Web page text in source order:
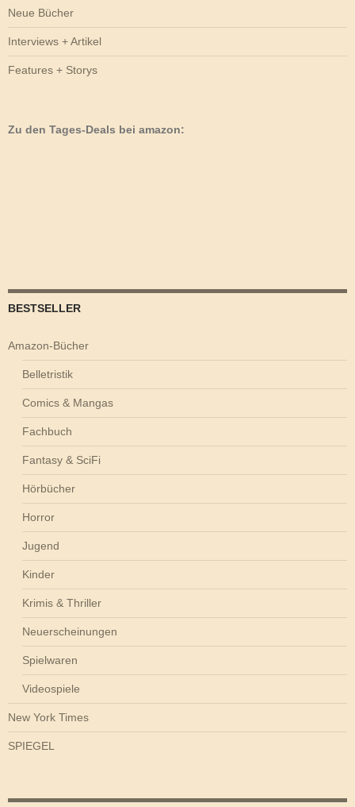
Neue Bücher
Interviews + Artikel
Features + Storys
Zu den Tages-Deals bei amazon:
BESTSELLER
Amazon-Bücher
Belletristik
Comics & Mangas
Fachbuch
Fantasy & SciFi
Hörbücher
Horror
Jugend
Kinder
Krimis & Thriller
Neuerscheinungen
Spielwaren
Videospiele
New York Times
SPIEGEL